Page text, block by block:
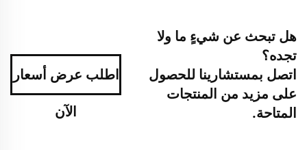
هل تبحث عن شيءٍ ما ولا
تجده؟
اتصل بمستشارينا للحصول
على مزيد من المنتجات
المتاحة.
اطلب عرض أسعار
الآن